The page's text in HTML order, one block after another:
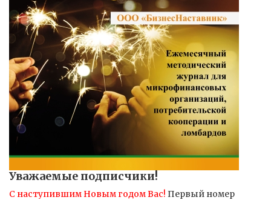
Уважаемые подписчики!
С наступившим Новым годом Вас! Первый номер